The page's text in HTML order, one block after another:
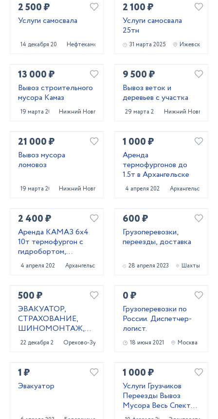
2 500 ₽
Услуги самосвала
14 декабря 2023 Нефтекамск
2 100 ₽
Услуги самосвала
25тн
31 марта 2025 Ижевск
13 000 ₽
Вывоз строительного
мусора Камаз
19 марта 2025 Нижний Новгород
9 500 ₽
Вывоз веток и
деревьев с участка
29 марта 2025 Нижний Новгород
21 000 ₽
Вывоз мусора
ломовоз
19 марта 2025 Нижний Новгород
1 000 ₽
Аренда
термофургонов до
1.5т в Архангельске
4 апреля 2025 Архангельск
2 400 ₽
Аренда КАМАЗ 6х4
10т термофургон с
гидробортом,
Архангельск
4 апреля 2025 Архангельск
600 ₽
Грузоперевозки,
переезды, доставка
28 апреля 2023 Шахты
500 ₽
ЭВАКУАТОР,
СТРАХОВАНИЕ,
ШИНОМОНТАЖ,
ОФОРМЛЕНИЕ
КУПЛИ-ПРОДАЖИ,
КЛЮЧЕЙ
22 декабря 2020 Орехово-Зуево
0 ₽
Грузоперевозки по
России. Диспетчер-
логист.
18 июня 2021 Москва
1 ₽
Эвакуатор
1 000 ₽
Услуги Грузчиков
Переезды Вывоз
Мусора Весь Спектр
Услуг